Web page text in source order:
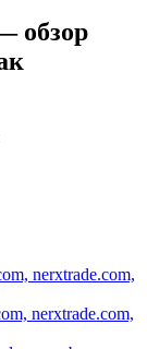
обзор
nerxtrade.com,
nerxtrade.com,